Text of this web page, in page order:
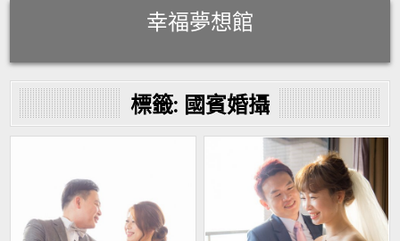
幸福夢想館
標籤: 國賓婚攝
in
Posted
in